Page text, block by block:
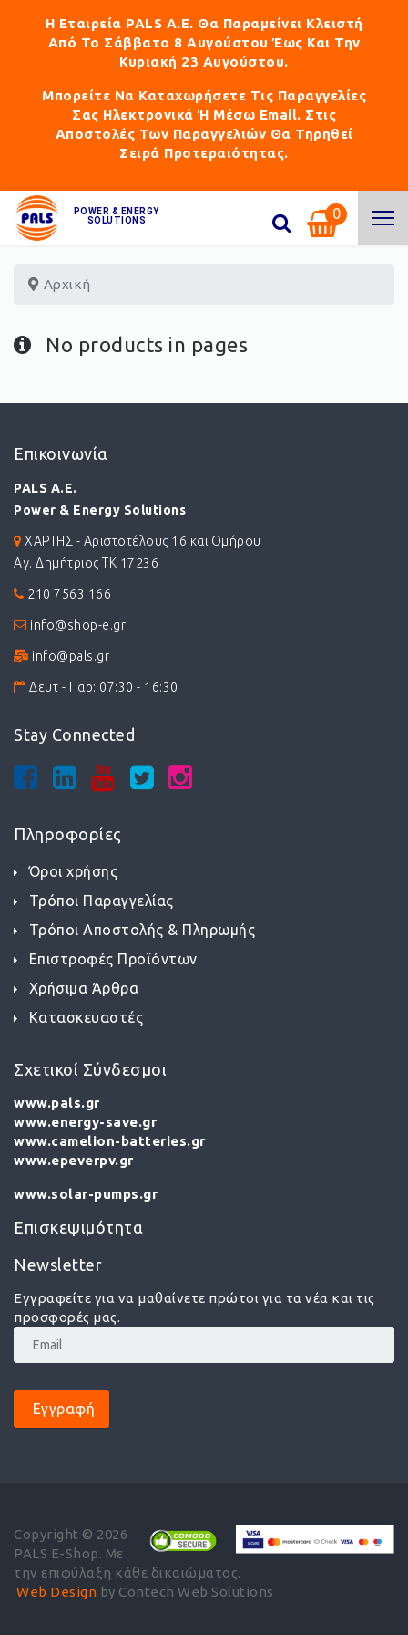
Η Εταιρεία PALS Α.Ε. Θα Παραμείνει Κλειστή
Από Το Σάββατο 8 Αυγούστου Έως Και Την
Κυριακή 23 Αυγούστου.
Μπορείτε Να Καταχωρήσετε Τις Παραγγελίες
Σας Ηλεκτρονικά Ή Μέσω Email. Στις
Αποστολές Των Παραγγελιών Θα Τηρηθεί
Σειρά Προτεραιότητας.
POWER & ENERGY
SOLUTIONS
0
Αρχική
No products in pages
Επικοινωνία
PALS A.E.
Power & Energy Solutions
ΧΑΡΤΗΣ - Αριστοτέλους 16 και Ομήρου
Αγ. Δημήτριος ΤΚ 17236
210 7563 166
info@shop-e.gr
info@pals.gr
Δευτ - Παρ: 07:30 - 16:30
Stay Connected
Πληροφορίες
Όροι χρήσης
Τρόποι Παραγγελίας
Τρόποι Αποστολής & Πληρωμής
Επιστροφές Προϊόντων
Χρήσιμα Άρθρα
Κατασκευαστές
Σχετικοί Σύνδεσμοι
www.pals.gr
www.energy-save.gr
www.camelion-batteries.gr
www.epeverpv.gr
www.solar-pumps.gr
Επισκεψιμότητα
Newsletter
Εγγραφείτε για να μαθαίνετε πρώτοι για τα νέα και τις
προσφορές μας.
Εγγραφή
Copyright © 2026
PALS E-Shop. Με
την επιφύλαξη κάθε δικαιώματος.
Web Design by Contech Web Solutions